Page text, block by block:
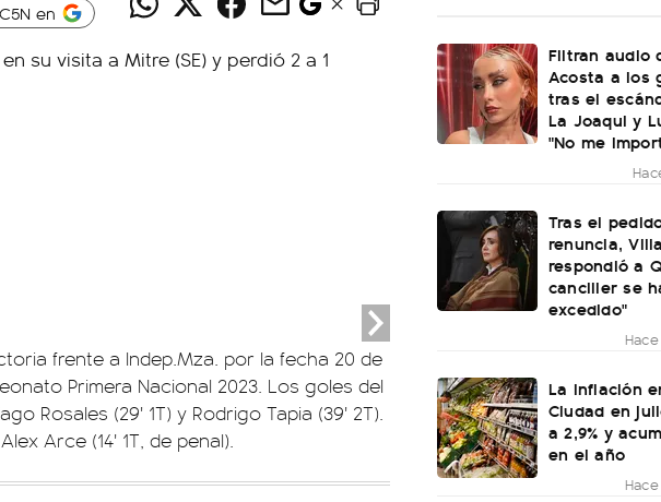
en
frente a Indep.Mza. por la fecha 20 de
Primera Nacional 2023. Los goles del
Rosales (29' 1T) y Rodrigo Tapia (39' 2T).
Arce (14' 1T, de penal).
Filtran audio
Acosta a los
tras el
La Joaqui y
"No me
Tras el
renuncia,
respondió a
canciller se
excedido"
La inflación
Ciudad en
a 2,9% y
en el año